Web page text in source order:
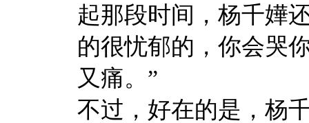
起那段时间，杨千嬅
的很忧郁的，你会哭
又痛。”
不过，好在的是，杨